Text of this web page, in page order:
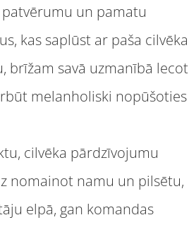
patvērumu un pamatu
kas saplūst ar paša cilvēka
brīžam savā uzmanībā lecot
melanholiski nopūšoties
cilvēka pārdzīvojumu
nomainot namu un pilsētu,
elpā, gan komandas